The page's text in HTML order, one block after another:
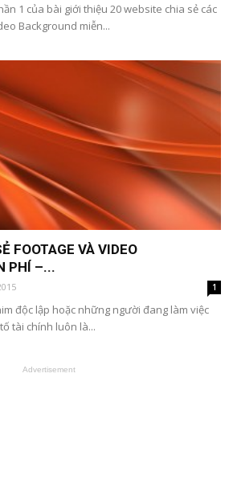
1 của bài giới thiệu 20 website chia sẻ các
Background miễn...
FOOTAGE VÀ VIDEO
PHÍ –...
1
độc lập hoặc những người đang làm việc
tài chính luôn là...
Advertisement